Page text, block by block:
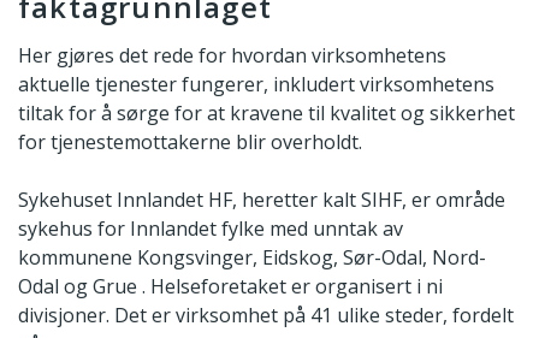
Her gjøres det rede for hvordan virksomhetens
aktuelle tjenester fungerer, inkludert virksomhetens
tiltak for å sørge for at kravene til kvalitet og sikkerhet
for tjenestemottakerne blir overholdt.
Sykehuset Innlandet HF, heretter kalt SIHF, er område
sykehus for Innlandet fylke med unntak av
kommunene Kongsvinger, Eidskog, Sør-Odal, Nord-
Odal og Grue . Helseforetaket er organisert i ni
divisjoner. Det er virksomhet på 41 ulike steder, fordelt